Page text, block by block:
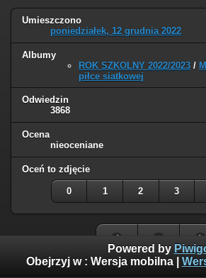
Umieszczono
poniedziałek, 12 grudnia 2022
Albumy
ROK SZKOLNY 2022/2023 /
piłce siatkowej
Odwiedzin
3868
Ocena
nieoceniane
Oceń to zdjęcie
0 1 2 3
Powered by
Obejrzyj w : Wersja mobilna|